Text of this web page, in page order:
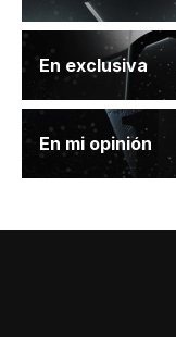
En exclusiva
En mi opinión